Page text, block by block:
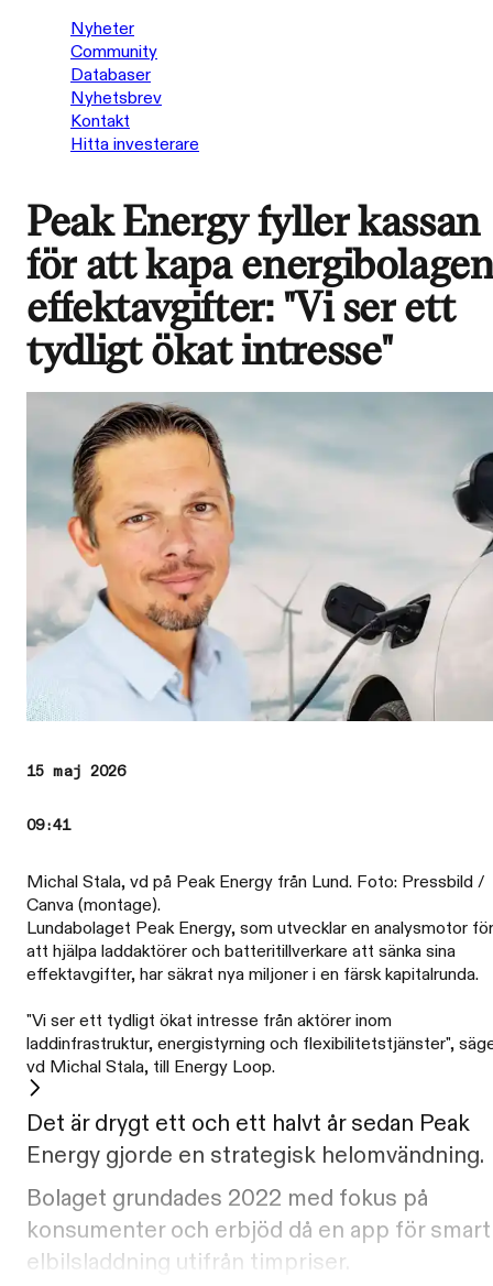
Nyheter
Community
Databaser
Nyhetsbrev
Kontakt
Hitta investerare
Peak Energy fyller kassan
för att kapa
effektavgifter: "Vi ser ett
tydligt ökat intresse"
15 maj 2026
09:41
Michal Stala, vd på Peak Energy från Lund. Foto: Pressbild /
Canva (montage).
Lundabolaget Peak Energy, som utvecklar en analysmotor för
att hjälpa laddaktörer och batteritillverkare att sänka sina
effektavgifter, har säkrat nya miljoner i en färsk kapitalrunda.
"Vi ser ett tydligt ökat intresse från aktörer inom
laddinfrastruktur, energistyrning och flexibilitetstjänster",
vd Michal Stala, till Energy Loop.
Det är drygt ett och ett halvt år sedan Peak
Energy gjorde en strategisk helomvändning.
Bolaget grundades 2022 med fokus på
konsumenter och erbjöd då en app för smart
elbilsladdning utifrån timpriser.